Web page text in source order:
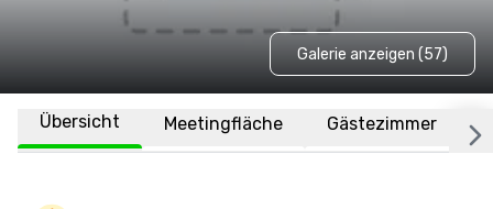
Galerie anzeigen (57)
Übersicht Meetingfläche Gästezimmer